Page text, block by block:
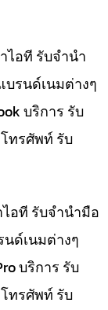
ไอที รับจำนำ
รนด์เนมต่างๆ
บริการ รับ
ทรศัพท์ รับ
อที รับจำนำมือ
ด์เนมต่างๆ
บริการ รับ
ทรศัพท์ รับ